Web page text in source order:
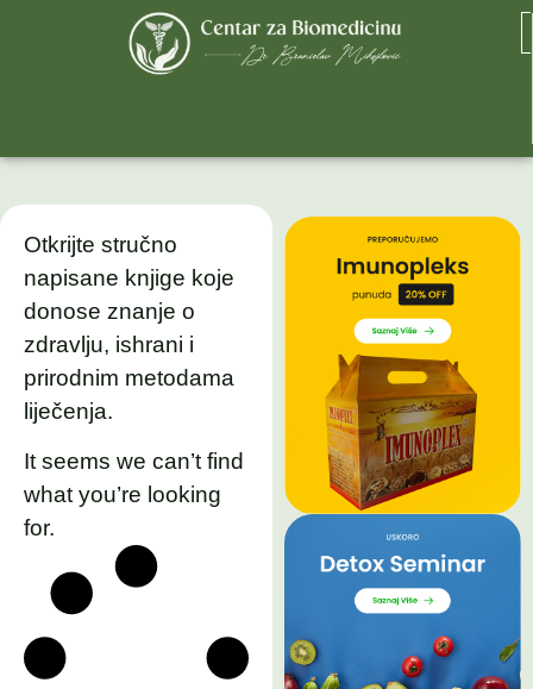
Otkrijte stručno
napisane knjige koje
donose znanje o
zdravlju, ishrani i
prirodnim metodama
liječenja.
It seems we can’t find
what you’re looking
for.